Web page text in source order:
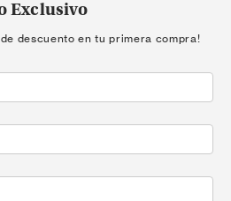
Exclusivo
descuento en tu primera compra!